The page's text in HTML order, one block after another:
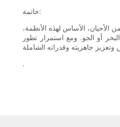
خاتمة:
الأساس لهذه الأنظمة،
أو الجو. ومع استمرار تطور
.